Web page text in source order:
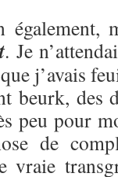
également,
. Je
j’avais
beurk, des
peu pour
de
vraie